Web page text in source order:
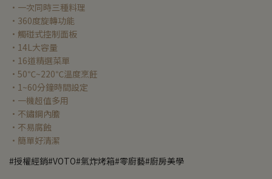
•一次同時三種料理
•360度旋轉功能
•觸碰式控制面板
•14L大容量
•16道精選菜單
•50℃~220℃溫度烹飪
•1~60分鐘時間設定
•一機超值多用
•不鏽鋼內膽
•不易腐蝕
•簡單好清潔
#授權經銷#VOTO#氣炸烤箱#零廚藝#廚房美學